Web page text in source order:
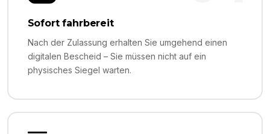
Sofort fahrbereit
Nach der Zulassung erhalten Sie umgehend einen
digitalen Bescheid – Sie müssen nicht auf ein
physisches Siegel warten.